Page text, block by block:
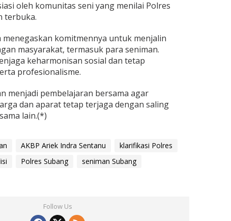
oleh komunitas seni yang menilai Polres
terbuka.
menegaskan komitmennya untuk menjalin
masyarakat, termasuk para seniman.
keharmonisan sosial dan tetap
profesionalisme.
menjadi pembelajaran bersama agar
dan aparat tetap terjaga dengan saling
lain.(*)
AKBP Ariek Indra Sentanu
klarifikasi Polres
Polres Subang
seniman Subang
Follow Us